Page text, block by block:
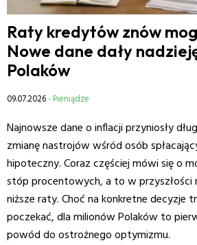
Raty kredytów znów
Nowe dane dały
Polaków
09.07.2026- Pieniądze
Najnowsze dane o inflacji przyniosły
zmianę nastrojów wśród osób
hipoteczny. Coraz częściej mówi się o
stóp procentowych, a to w przyszłości
niższe raty. Choć na konkretne decyzje
poczekać, dla milionów Polaków to
powód do ostrożnego optymizmu.